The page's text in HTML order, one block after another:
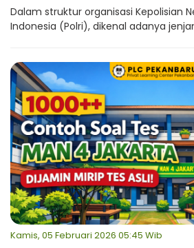
Dalam struktur organisasi Kepolisian
Indonesia (Polri), dikenal adanya
Kamis, 05 Februari 2026 05:45 Wib